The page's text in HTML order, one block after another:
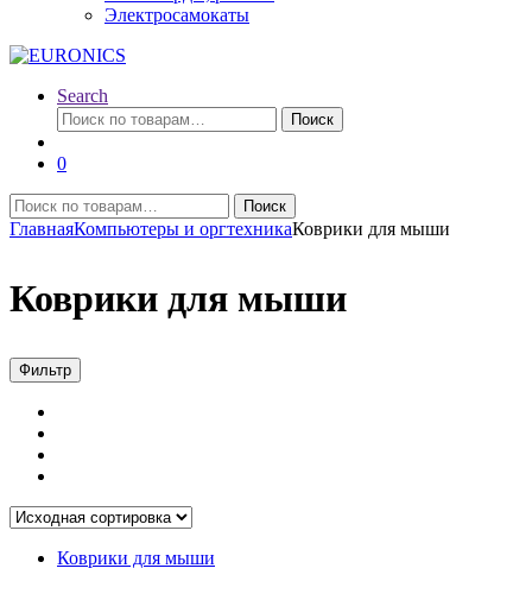
Электросамокаты
Search
Искать:
Поиск
0
Искать:
Поиск
ГлавнаяКомпьютеры и оргтехникаКоврики для мыши
Коврики для мыши
Фильтр
Коврики для мыши